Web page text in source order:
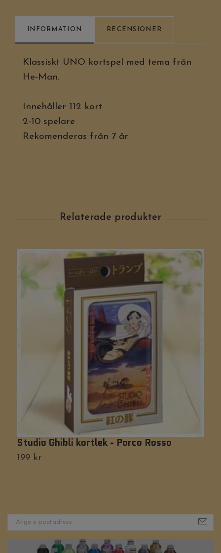
INFORMATION RECENSIONER
Klassiskt UNO kortspel med tema från
He-Man.
Innehåller 112 kort
2-10 spelare
Rekomenderas från 7 år
Studio Ghibli kortlek - Porco Rosso
199 kr